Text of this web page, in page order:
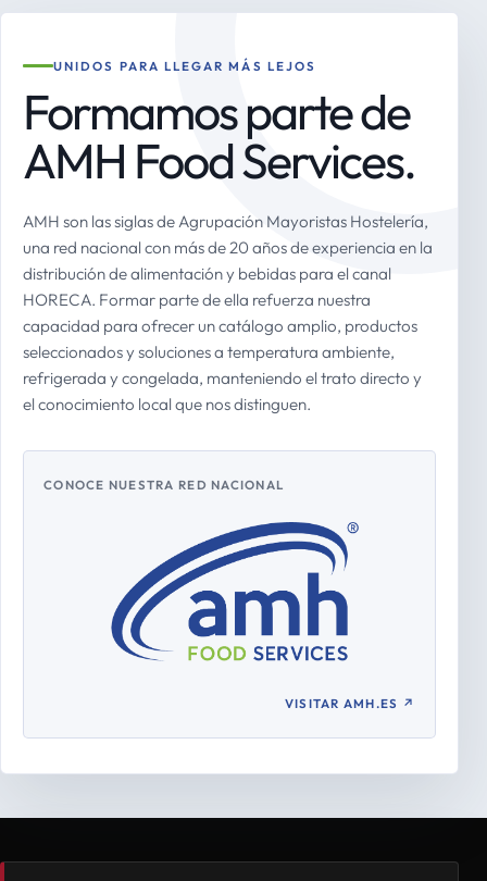
UNIDOS PARA LLEGAR MÁS LEJOS
Formamos parte de
AMH Food Services.
AMH son las siglas de Agrupación Mayoristas Hostelería,
una red nacional con más de 20 años de experiencia en la
distribución de alimentación y bebidas para el canal
HORECA. Formar parte de ella refuerza nuestra
capacidad para ofrecer un catálogo amplio, productos
seleccionados y soluciones a temperatura ambiente,
refrigerada y congelada, manteniendo el trato directo y
el conocimiento local que nos distinguen.
CONOCE NUESTRA RED NACIONAL
VISITAR AMH.ES ↗